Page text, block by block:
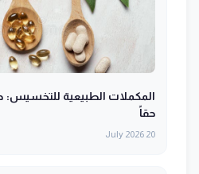
المكملات الطبيعية للتخسيس:
حقاً
20 July 2026